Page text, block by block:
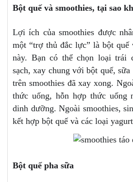
Bột quế và smoothies, tại sao
Lợi ích của smoothies được
một “trợ thủ đắc lực” là bột quế
này. Bạn có thể chọn loại trái
sạch, xay chung với bột quế, sữa
trên smoothies đã xay xong.
thức uống, hỗn hợp thức uống
dinh dưỡng. Ngoài smoothies,
kết hợp bột quế và các loại
Bột quế pha sữa